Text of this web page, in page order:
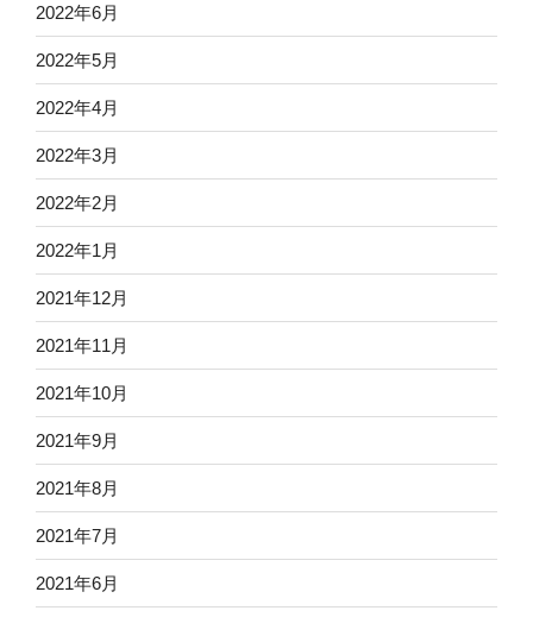
2022年6月
2022年5月
2022年4月
2022年3月
2022年2月
2022年1月
2021年12月
2021年11月
2021年10月
2021年9月
2021年8月
2021年7月
2021年6月